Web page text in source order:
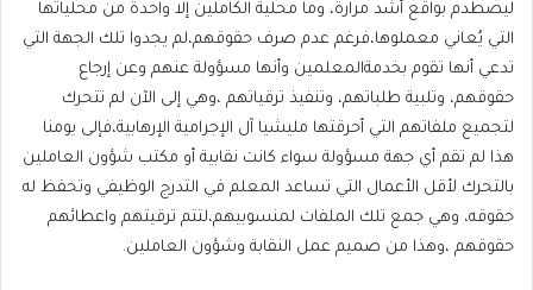
ليصطدم بواقع أشد مرارة، وما محلية الكاملين إلا واحدة من محلياتها
التي يُعاني معملوها،فرغم عدم صرف حقوقهم،لم يجدوا تلك الجهة التي
تدعي أنها تقوم بخدمةالمعلمين وأنها مسؤولة عنهم وعن إرجاع
حقوقهم، وتلبية طلباتهم، وتنفيذ ترقياتهم ،وهي إلى الآن لم تتحرك
لتجميع ملفاتهم التي أحرقتها مليشيا آل الإجرامية الإرهابية،فإلى يومنا
هذا لم تقم أي جهة مسؤولة سواء كانت نقابية أو مكتب شؤون العاملين
بالتحرك لأقل الأعمال التي تساعد المعلم في التدرج الوظيفي وتحفظ له
حقوقه، وهي جمع تلك الملفات لمنسوبيهم،لتتم ترقيتهم واعطائهم
حقوقهم ،وهذا من صميم عمل النقابة وشؤون العاملين.